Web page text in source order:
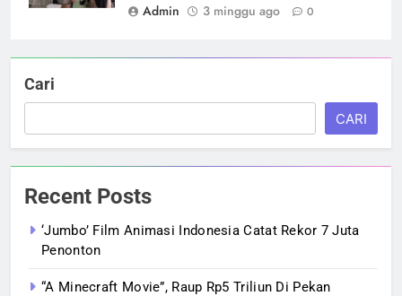
Admin
3 minggu ago 0
Cari
CARI
Recent Posts
‘Jumbo’ Film Animasi Indonesia Catat Rekor 7 Juta
Penonton
“A Minecraft Movie”, Raup Rp5 Triliun Di Pekan